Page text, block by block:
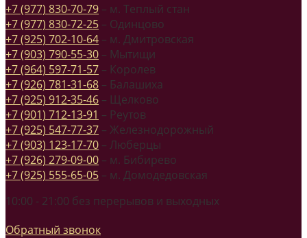
+7 (977) 830-70-79 – м. Теплый стан
+7 (977) 830-72-25 – Одинцово
+7 (925) 702-10-64 – м. Дмитровская
+7 (903) 790-55-30 – Мытищи
+7 (964) 597-71-57 – Королев
+7 (926) 781-31-68 – Балашиха
+7 (925) 912-35-46 – Щелково
+7 (901) 712-13-91 – Реутов
+7 (925) 547-77-37 – Железнодорожный
+7 (903) 123-17-70 – Люберцы
+7 (926) 279-09-00 – м. Бибирево
+7 (925) 555-65-05 – м. Домодедовская
10:00 - 21:00 без перерывов и выходных
Обратный звонок